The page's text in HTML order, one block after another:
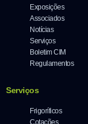
Exposições
Associados
Notícias
Serviços
Boletim CIM
Regulamentos
Serviços
Frigoríficos
Cotações